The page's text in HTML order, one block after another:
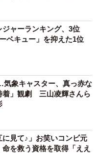
】
ャーランキング、3位
ベキュー」を抑えた1位
象キャスター、真っ赤な
着」観劇 三山凌輝さんら
に見て♪」お笑いコンビ元
を救う資格を取得「ええ